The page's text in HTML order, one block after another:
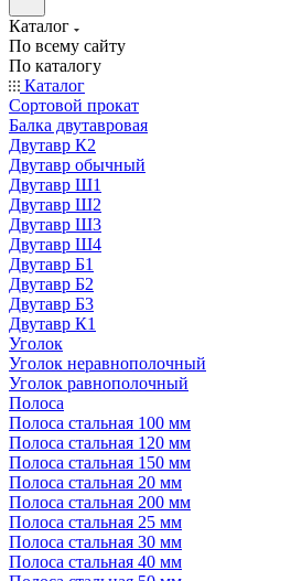
Каталог
По всему сайту
По каталогу
Каталог
Сортовой прокат
Балка двутавровая
Двутавр К2
Двутавр обычный
Двутавр Ш1
Двутавр Ш2
Двутавр Ш3
Двутавр Ш4
Двутавр Б1
Двутавр Б2
Двутавр Б3
Двутавр К1
Уголок
Уголок неравнополочный
Уголок равнополочный
Полоса
Полоса стальная 100 мм
Полоса стальная 120 мм
Полоса стальная 150 мм
Полоса стальная 20 мм
Полоса стальная 200 мм
Полоса стальная 25 мм
Полоса стальная 30 мм
Полоса стальная 40 мм